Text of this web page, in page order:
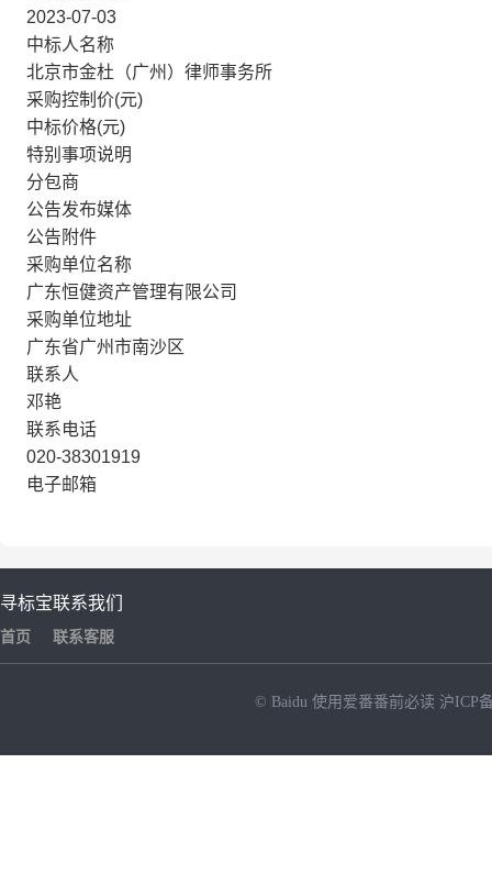
2023-07-03
中标人名称
北京市金杜（广州）律师事务所
采购控制价(元)
中标价格(元)
特别事项说明
分包商
公告发布媒体
公告附件
采购单位名称
广东恒健资产管理有限公司
采购单位地址
广东省广州市南沙区
联系人
邓艳
联系电话
020-38301919
电子邮箱
寻标宝
首页
联系我们
联系客服
© Baidu 使用爱番番前必读 沪ICP